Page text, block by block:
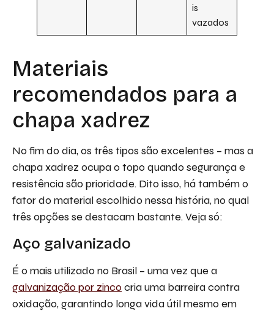
is
vazados
Materiais
recomendados para a
chapa xadrez
No fim do dia, os três tipos são excelentes – mas a
chapa xadrez ocupa o topo quando segurança e
resistência são prioridade. Dito isso, há também o
fator do material escolhido nessa história, no qual
três opções se destacam bastante. Veja só:
Aço galvanizado
É o mais utilizado no Brasil – uma vez que a
galvanização por zincocria uma barreira contra
oxidação, garantindo longa vida útil mesmo em